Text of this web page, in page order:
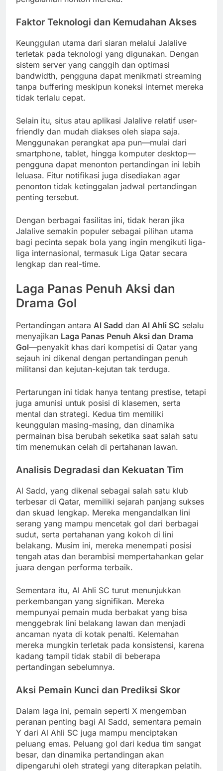
Faktor Teknologi dan Kemudahan Akses
Keunggulan utama dari siaran melalui Jalalive
terletak pada teknologi yang digunakan. Dengan
sistem server yang canggih dan optimasi
bandwidth, pengguna dapat menikmati streaming
tanpa buffering meskipun koneksi internet mereka
tidak terlalu cepat.
Selain itu, situs atau aplikasi Jalalive relatif user-
friendly dan mudah diakses oleh siapa saja.
Menggunakan perangkat apa pun—mulai dari
smartphone, tablet, hingga komputer desktop—
pengguna dapat menonton pertandingan ini lebih
leluasa. Fitur notifikasi juga disediakan agar
penonton tidak ketinggalan jadwal pertandingan
penting tersebut.
Dengan berbagai fasilitas ini, tidak heran jika
Jalalive semakin populer sebagai pilihan utama
bagi pecinta sepak bola yang ingin mengikuti liga-
liga internasional, termasuk Liga Qatar secara
lengkap dan real-time.
Laga Panas Penuh Aksi dan
Drama Gol
Pertandingan antara Al Sadd dan Al Ahli SC selalu
menyajikan Laga Panas Penuh Aksi dan Drama
Gol—penyakit khas dari kompetisi di Qatar yang
sejauh ini dikenal dengan pertandingan penuh
militansi dan kejutan-kejutan tak terduga.
Pertarungan ini tidak hanya tentang prestise, tetapi
juga amunisi untuk posisi di klasemen, serta
mental dan strategi. Kedua tim memiliki
keunggulan masing-masing, dan dinamika
permainan bisa berubah seketika saat salah satu
tim menemukan celah di pertahanan lawan.
Analisis Degradasi dan Kekuatan Tim
Al Sadd, yang dikenal sebagai salah satu klub
terbesar di Qatar, memiliki sejarah panjang sukses
dan skuad lengkap. Mereka mengandalkan lini
serang yang mampu mencetak gol dari berbagai
sudut, serta pertahanan yang kokoh di lini
belakang. Musim ini, mereka menempati posisi
tengah atas dan berambisi mempertahankan gelar
juara dengan performa terbaik.
Sementara itu, Al Ahli SC turut menunjukkan
perkembangan yang signifikan. Mereka
mempunyai pemain muda berbakat yang bisa
menggebrak lini belakang lawan dan menjadi
ancaman nyata di kotak penalti. Kelemahan
mereka mungkin terletak pada konsistensi, karena
kadang tampil tidak stabil di beberapa
pertandingan sebelumnya.
Aksi Pemain Kunci dan Prediksi Skor
Dalam laga ini, pemain seperti X mengemban
peranan penting bagi Al Sadd, sementara pemain
Y dari Al Ahli SC juga mampu menciptakan
peluang emas. Peluang gol dari kedua tim sangat
besar, dan dinamika pertandingan akan
dipengaruhi oleh strategi yang diterapkan pelatih.